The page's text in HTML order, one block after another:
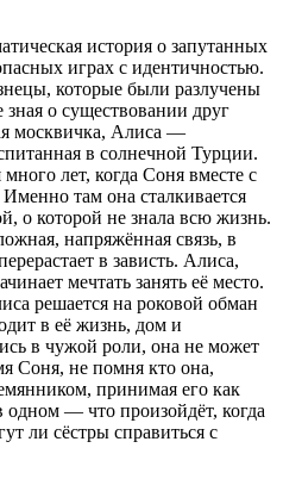
история о запутанных
играх с идентичностью.
которые были разлучены
о существовании друг
москвичка, Алиса —
в солнечной Турции.
лет, когда Соня вместе с
там она сталкивается
о которой не знала всю жизнь.
напряжённая связь, в
в зависть. Алиса,
мечтать занять её место.
решается на роковой обман
в её жизнь, дом и
в чужой роли, она не может
Соня, не помня кто она,
принимая его как
— что произойдёт, когда
ли сёстры справиться с